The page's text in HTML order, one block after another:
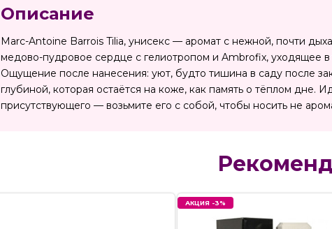
Описание
Marc-Antoine Barrois Tilia, унисекс — аромат с нежной, почти
медово-пудровое сердце с гелиотропом и Ambrofix, уходящее
Ощущение после нанесения: уют, будто тишина в саду после
глубиной, которая остаётся на коже, как память о тёплом дне.
присутствующего — возьмите его с собой, чтобы носить не
АКЦИЯ -3%